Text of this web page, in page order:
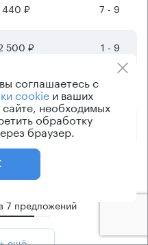
440 ₽ 7 - 9
500 ₽ 1 - 9
830 ₽
330 ₽
670 ₽
7 предложений
соглашаетесь с
cookieи ваших
необходимых
обработку
браузер.